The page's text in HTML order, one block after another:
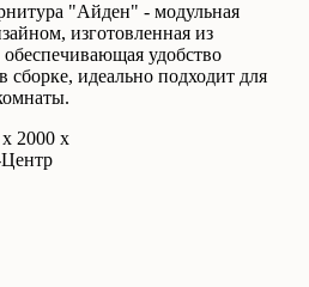
"Айден" - модульная
изготовленная из
удобство
сборке, идеально подходит для
2000 х